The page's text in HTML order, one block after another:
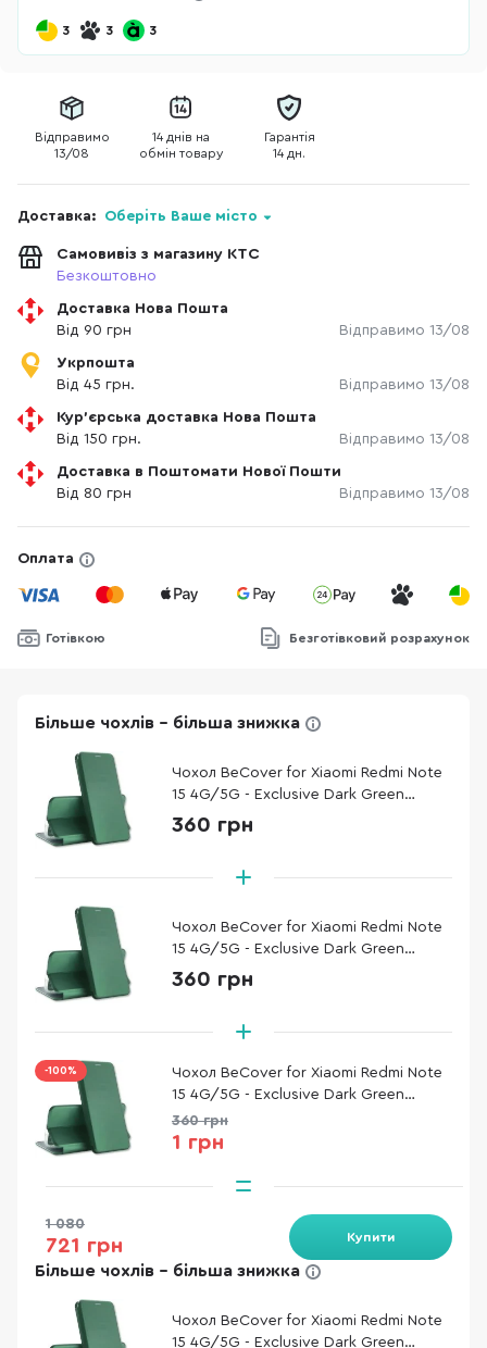
3 3 3
Відправимо
13/08
14 днів на
обмін товару
Гарантія
14 дн.
Доставка: Оберіть Ваше місто
Самовивіз з магазину КТС
Безкоштовно
Доставка Нова Пошта
Від 90 грн
Відправимо 13/08
Укрпошта
Від 45 грн.
Відправимо 13/08
Кур'єрська доставка Нова Пошта
Від 150 грн.
Відправимо 13/08
Доставка в Поштомати Нової Пошти
Від 80 грн
Відправимо 13/08
Оплата
Готівкою Безготівковий розрахунок
Більше чохлів - більша знижка
Чохол BeCover for Xiaomi Redmi Note
15 4G/5G - Exclusive Dark Green
(715478)
360 грн
Чохол BeCover for Xiaomi Redmi Note
15 4G/5G - Exclusive Dark Green
(715478)
360 грн
-100%
Чохол BeCover for Xiaomi Redmi Note
15 4G/5G - Exclusive Dark Green
(715478)
360 грн
1 грн
1 080
721 грн Купити
Більше чохлів - більша знижка
Чохол BeCover for Xiaomi Redmi Note
15 4G/5G - Exclusive Dark Green